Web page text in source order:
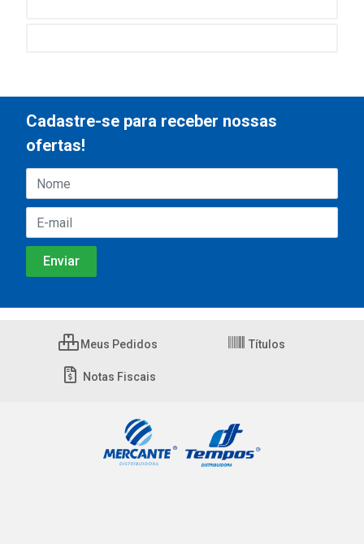
Cadastre-se para receber nossas
ofertas!
Meus Pedidos Títulos
Notas Fiscais